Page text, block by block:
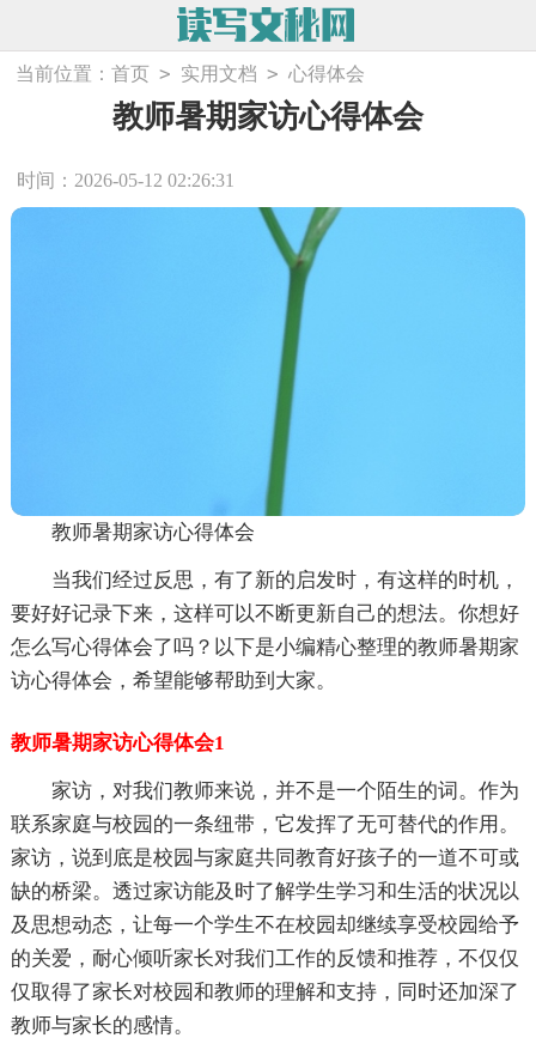
当前位置：首页 > 实用文档 > 心得体会
教师暑期家访心得体会
时间：2026-05-12 02:26:31
教师暑期家访心得体会
当我们经过反思，有了新的启发时，有这样的时机，
要好好记录下来，这样可以不断更新自己的想法。你想好
怎么写心得体会了吗？以下是小编精心整理的教师暑期家
访心得体会，希望能够帮助到大家。
教师暑期家访心得体会1
家访，对我们教师来说，并不是一个陌生的词。作为
联系家庭与校园的一条纽带，它发挥了无可替代的作用。
家访，说到底是校园与家庭共同教育好孩子的一道不可或
缺的桥梁。透过家访能及时了解学生学习和生活的状况以
及思想动态，让每一个学生不在校园却继续享受校园给予
的关爱，耐心倾听家长对我们工作的反馈和推荐，不仅仅
仅取得了家长对校园和教师的理解和支持，同时还加深了
教师与家长的感情。